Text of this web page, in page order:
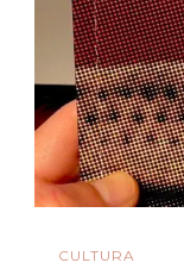
CULTURA